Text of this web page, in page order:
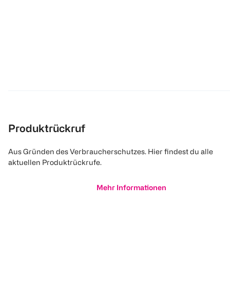
Produktrückruf
Aus Gründen des Verbraucherschutzes. Hier findest du alle
aktuellen Produktrückrufe.
Mehr Informationen